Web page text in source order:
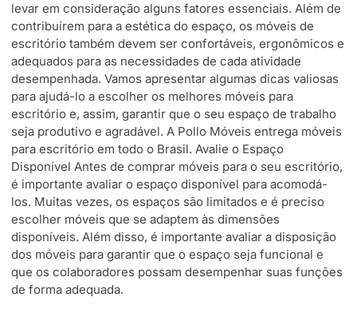
levar em consideração alguns fatores essenciais. Além de
contribuírem para a estética do espaço, os móveis de
escritório também devem ser confortáveis, ergonômicos e
adequados para as necessidades de cada atividade
desempenhada. Vamos apresentar algumas dicas valiosas
para ajudá-lo a escolher os melhores móveis para
escritório e, assim, garantir que o seu espaço de trabalho
seja produtivo e agradável. A Pollo Móveis entrega móveis
para escritório em todo o Brasil. Avalie o Espaço
Disponível Antes de comprar móveis para o seu escritório,
é importante avaliar o espaço disponível para acomodá-
los. Muitas vezes, os espaços são limitados e é preciso
escolher móveis que se adaptem às dimensões
disponíveis. Além disso, é importante avaliar a disposição
dos móveis para garantir que o espaço seja funcional e
que os colaboradores possam desempenhar suas funções
de forma adequada.